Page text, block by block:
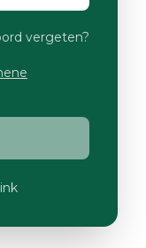
vergeten?